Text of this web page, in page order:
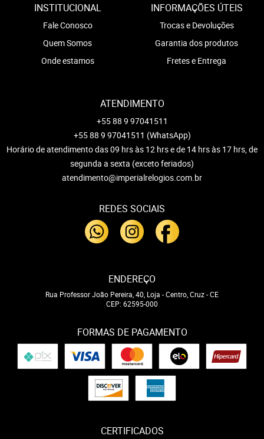
INSTITUCIONAL
Fale Conosco
Quem Somos
Onde estamos
INFORMAÇÕES ÚTEIS
Trocas e Devoluções
Garantia dos produtos
Fretes e Entrega
ATENDIMENTO
+55 88 9 97041511
+55 88 9 97041511 (WhatsApp)
Horário de atendimento das 09 hrs às 12 hrs e de 14 hrs às 17 hrs, de
segunda a sexta (exceto feriados)
atendimento@imperialrelogios.com.br
REDES SOCIAIS
ENDEREÇO
Rua Professor João Pereira, 40, Loja -Centro, Cruz-CE
CEP: 62595-000
FORMAS DE PAGAMENTO
CERTIFICADOS